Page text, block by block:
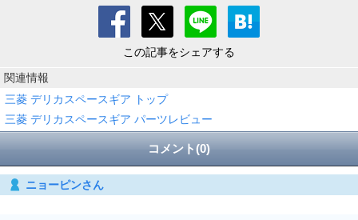
この記事をシェアする
関連情報
三菱 デリカスペースギア トップ
三菱 デリカスペースギア パーツレビュー
コメント(0)
ニョーピンさん